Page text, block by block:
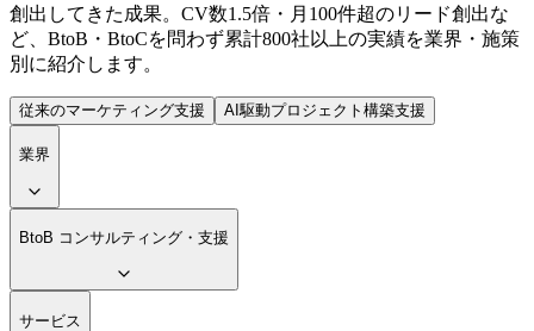
創出してきた成果。CV数1.5倍・月100件超のリード創出な
ど、BtoB・BtoCを問わず累計800社以上の実績を業界・施策
別に紹介します。
従来のマーケティング支援 AI駆動プロジェクト構築支援
業界
BtoB コンサルティング・支援
サービス